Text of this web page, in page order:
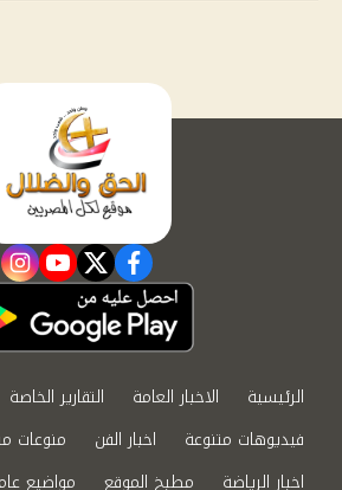
facebook
twitter
الرئيسية الاخبار العامة التقارير الخاصة
فيديوهات متنوعة
اخبار الفن
منوعات
اخبار الرياضة
مطبخ الموقع مواضيع